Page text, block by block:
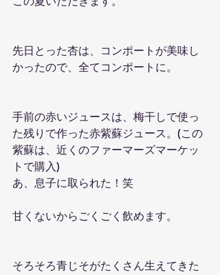
先日とった杏は、コンポートが美味し
かったので、全てコンポートに。
手前の赤いジュースは、梅干しで使っ
た残りで作った赤紫蘇ジュース。(この
紫蘇は、近くのファーマーズマーケッ
トで購入)
あ、息子に取られた！笑
甘くないからごくごく飲めます。
そろそろ青じそがたくさん生えてきた